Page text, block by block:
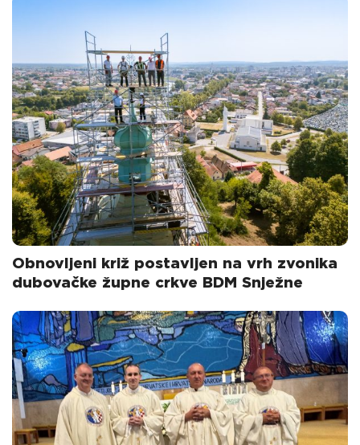
Obnovljeni križ postavljen na vrh zvonika
dubovačke župne crkve BDM Snježne